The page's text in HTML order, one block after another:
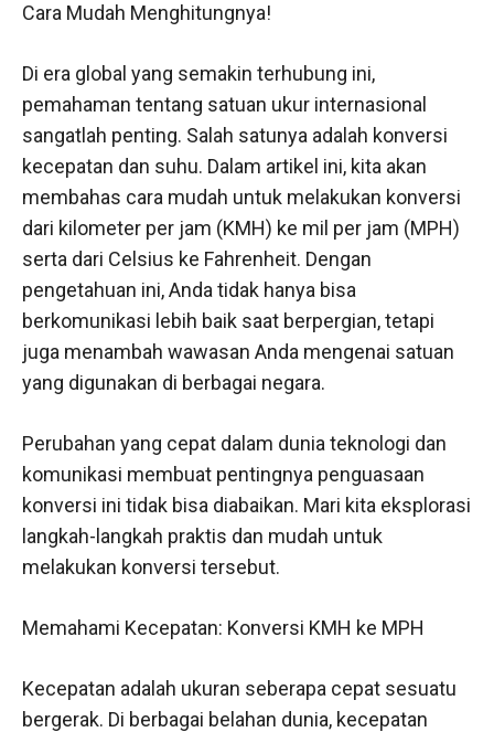
Cara Mudah Menghitungnya!
Di era global yang semakin terhubung ini,
pemahaman tentang satuan ukur internasional
sangatlah penting. Salah satunya adalah konversi
kecepatan dan suhu. Dalam artikel ini, kita akan
membahas cara mudah untuk melakukan konversi
dari kilometer per jam (KMH) ke mil per jam (MPH)
serta dari Celsius ke Fahrenheit. Dengan
pengetahuan ini, Anda tidak hanya bisa
berkomunikasi lebih baik saat berpergian, tetapi
juga menambah wawasan Anda mengenai satuan
yang digunakan di berbagai negara.
Perubahan yang cepat dalam dunia teknologi dan
komunikasi membuat pentingnya penguasaan
konversi ini tidak bisa diabaikan. Mari kita eksplorasi
langkah-langkah praktis dan mudah untuk
melakukan konversi tersebut.
Memahami Kecepatan: Konversi KMH ke MPH
Kecepatan adalah ukuran seberapa cepat sesuatu
bergerak. Di berbagai belahan dunia, kecepatan